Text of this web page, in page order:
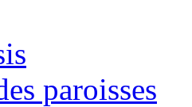
paroisses